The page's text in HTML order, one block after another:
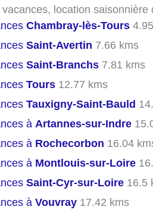
location
Chambray-lès-Tours
Saint-Avertin 7.66 kms
Saint-Branchs 7.81 kms
Tours 12.77 kms
Tauxigny-Saint-Bauld
à Artannes-sur-Indre
à Rochecorbon 16.04
à Montlouis-sur-Loire
Saint-Cyr-sur-Loire 16.5
à Vouvray 17.42 kms